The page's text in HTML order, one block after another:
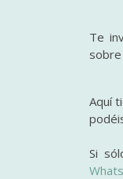
Te
sobre
Aquí
Si